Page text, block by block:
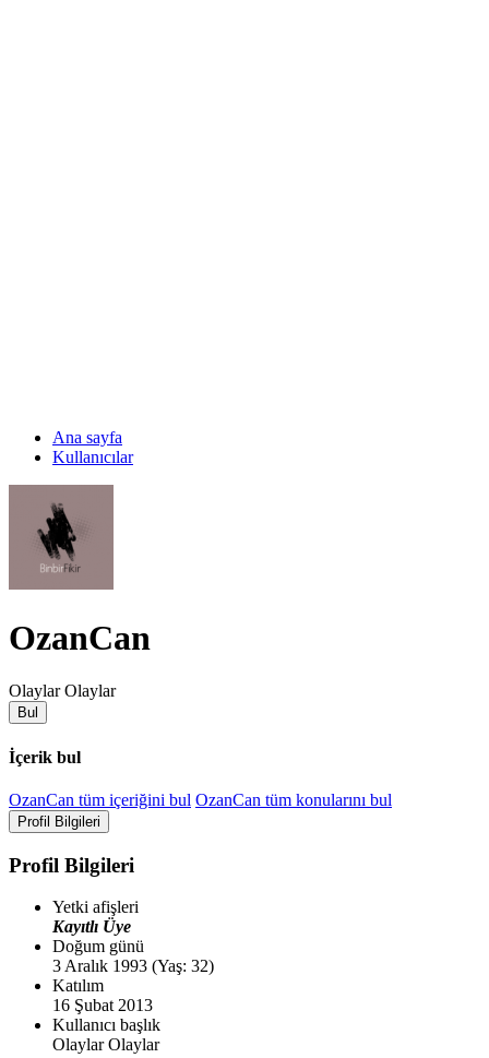
Ana sayfa
Kullanıcılar
OzanCan
Olaylar Olaylar
Bul
İçerik bul
OzanCan tüm içeriğini bul OzanCan tüm konularını bul
Profil Bilgileri
Profil Bilgileri
Yetki afişleri
Kayıtlı Üye
Doğum günü
3 Aralık 1993 (Yaş: 32)
Katılım
16 Şubat 2013
Kullanıcı başlık
Olaylar Olaylar